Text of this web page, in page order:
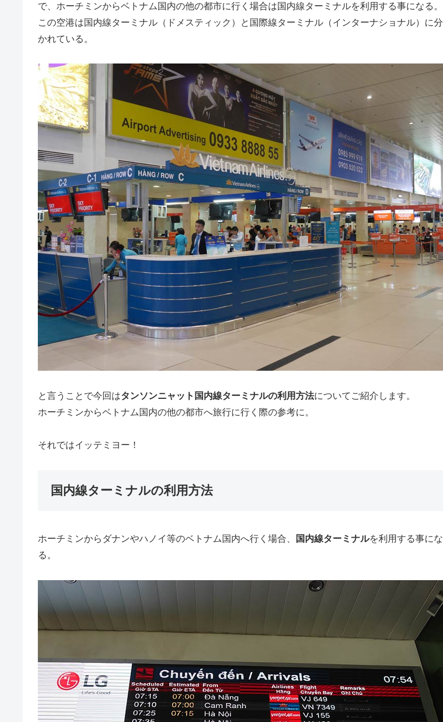
で、ホーチミンからベトナム国内の他の都市に行く場合は国内線ターミナルを利用する事になる。
この空港は国内線ターミナル（ドメスティック）と国際線ターミナル（インターナショナル）に分
かれている。
と言うことで今回はタンソンニャット国内線ターミナルの利用方法についてご紹介します。
ホーチミンからベトナム国内の他の都市へ旅行に行く際の参考に。
それではイッテミヨー！
国内線ターミナルの利用方法
ホーチミンからダナンやハノイ等のベトナム国内へ行く場合、 国内線ターミナルを利用する事にな
る。